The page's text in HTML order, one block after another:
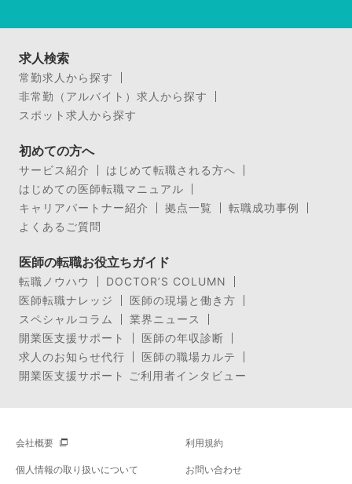
求人検索
常勤求人から探す
非常勤（アルバイト）求人から探す
スポット求人から探す
初めての方へ
サービス紹介
はじめて転職される方へ
はじめての医師転職マニュアル
キャリアパートナー紹介
拠点一覧
転職成功事例
よくあるご質問
医師の転職お役立ちガイド
転職ノウハウ
DOCTOR’S COLUMN
医師転職ナレッジ
医師の現場と働き方
スペシャルコラム
業界ニュース
開業医支援サポート
医師の年収診断
求人のお知らせ代行
医師の職場カルテ
開業医支援サポート ご利用者インタビュー
会社概要 利用規約
個人情報の取り扱いについて お問い合わせ